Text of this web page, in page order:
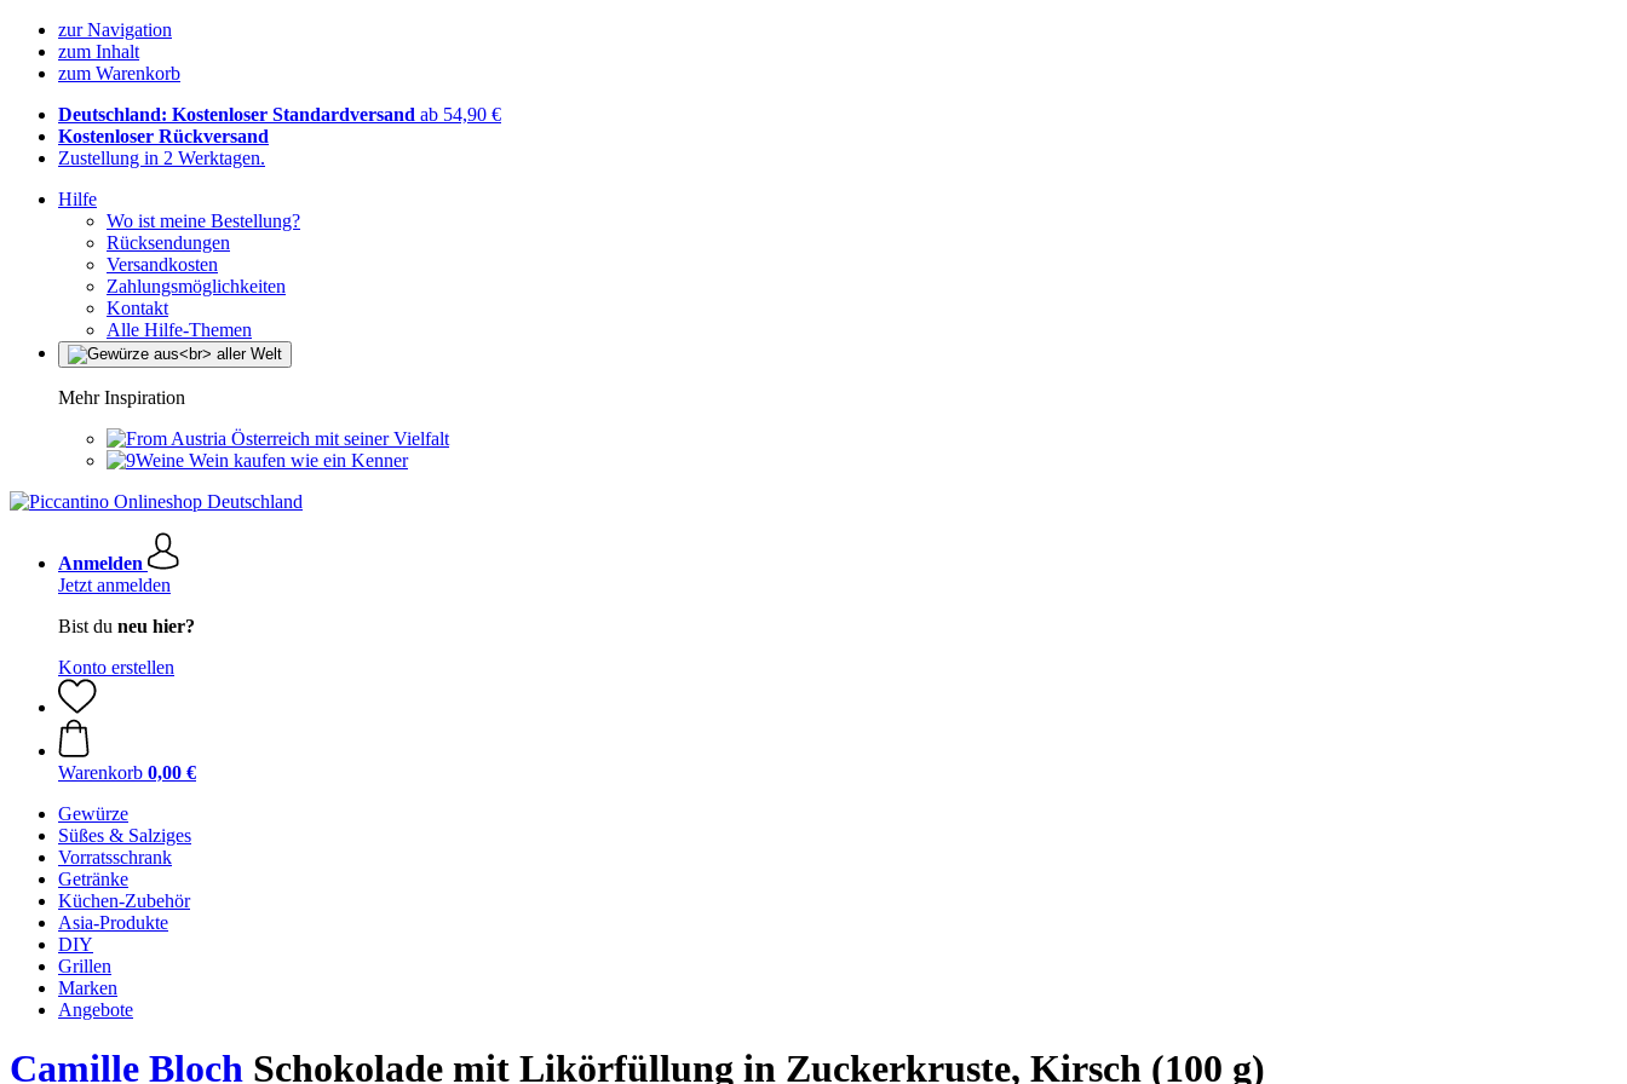
zur Navigation
zum Inhalt
zum Warenkorb
Deutschland: Kostenloser Standardversand ab 54,90 €
Kostenloser Rückversand
Zustellung in 2 Werktagen.
Hilfe
Wo ist meine Bestellung?
Rücksendungen
Versandkosten
Zahlungsmöglichkeiten
Kontakt
Alle Hilfe-Themen
Mehr Inspiration
Österreich mit seiner Vielfalt
Wein kaufen wie ein Kenner
Anmelden
Jetzt anmelden
Bist du neu hier?
Konto erstellen
Warenkorb 0,00 €
Gewürze
Süßes & Salziges
Vorratsschrank
Getränke
Küchen-Zubehör
Asia-Produkte
DIY
Grillen
Marken
Angebote
Camille Bloch Schokolade mit Likörfüllung in Zuckerkruste, Kirsch (100 g)